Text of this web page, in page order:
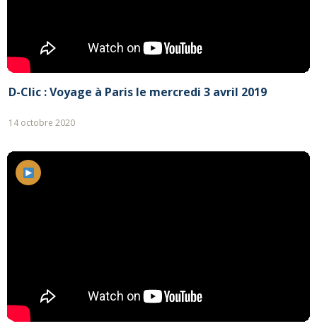
D-Clic : Voyage à Paris le mercredi 3 avril 2019
14 octobre 2020